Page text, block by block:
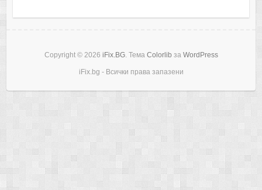
Copyright © 2026 iFix.BG. Тема Colorlib за WordPress
iFix.bg - Всички права запазени